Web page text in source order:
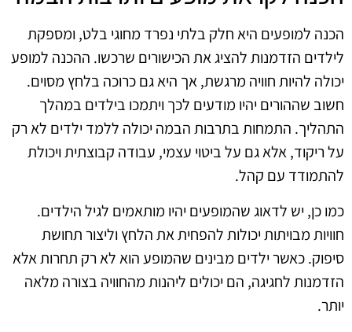
הכנה למופעים היא חלק בלתי נפרד מחוגי בלט, ומספקת
לילדים הזדמנות להציג את הכישורים שרכשו. ההכנה למופע
יכולה להיות חוויה מרגשת, אך היא גם כרוכה בלחץ מסוים.
חשוב שההורים יהיו מודעים לכך ויתמכו בילדים במהלך
התהליך. התמחות בתרבות הבמה יכולה ללמד ילדים לא רק
על ריקוד, אלא גם על ביטוי עצמי, עבודה קבוצתית ויכולת
להתמודד עם קהל.
כמו כן, יש לדאוג שהמופעים יהיו מותאמים לגיל הילדים.
חוויות מבויתות יכולות להפחית את הלחץ וליצור תחושת
סיפוק. כאשר ילדים מבינים שהמופע הוא לא רק תחרות אלא
הזדמנות לחגיגה, הם יכולים ליהנות מהחוויה בצורה מלאה
יותר.